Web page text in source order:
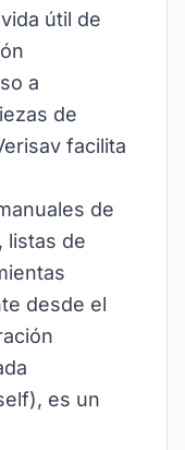
útil de
a
de
facilita
de
listas de
desde el
es un